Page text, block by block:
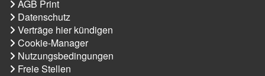
AGB Print
Datenschutz
Verträge hier kündigen
Cookie-Manager
Nutzungsbedingungen
Freie Stellen